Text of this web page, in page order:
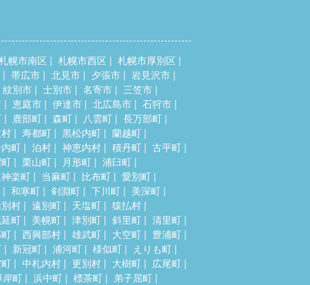
幌市南区 札幌市西区
札幌市厚別区
帯広市
北見市 夕張市
岩見沢市
紋別市
士別市 名寄市
三笠市
恵庭市 伊達市 北広島市
石狩市
鹿部町 森町 八雲町
長万部町
寿都町 黒松内町
蘭越町
町
泊村 神恵内村 積丹町
古平町
栗山町 月形町
浦臼町
楽町
当麻町 比布町
愛別町
和寒町
剣淵町 下川町
美深町
村
遠別町 天塩町
猿払村
町
美幌町 津別町 斜里町
清里町
西興部村 雄武町 大空町
豊浦町
新冠町 浦河町 様似町
えりも町
中札内村 更別村 大樹町
広尾町
岸町
浜中町 標茶町 弟子屈町